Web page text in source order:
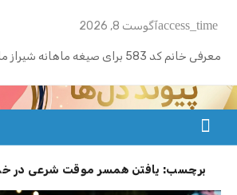
content
access_timeآگوست 8, 2026
معرفی خانم کد 583 برای صیغه ماهانه شیراز ملاصدرا
ازدواج موقت ماهیانه تبریز | خانم کد 592
ازدواج موقت ماهیانه رامسر | خانم کد 591
ازدواج موقت ماهیانه اصفهان | معرفی خانم کد 589
بزرگترین سایت صیغه یابی از سراسر ایران
برچسب: یافتن همسر موقت شرعی در